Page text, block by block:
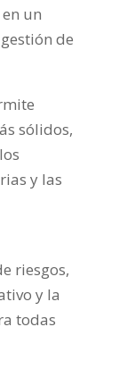
un
de
sólidos,
y las
riesgos,
y la
todas